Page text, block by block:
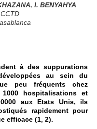
I. BENYAHYA
à des suppurations
au sein du
peu fréquents chez
hospitalisations et
aux Etats Unis, ils
rapidement pour
efficace (1, 2).